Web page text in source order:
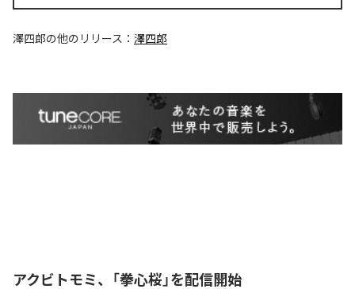
澤四郎の他のリリース： 澤四郎
アクビトモミ、「拳心桜」を配信開始